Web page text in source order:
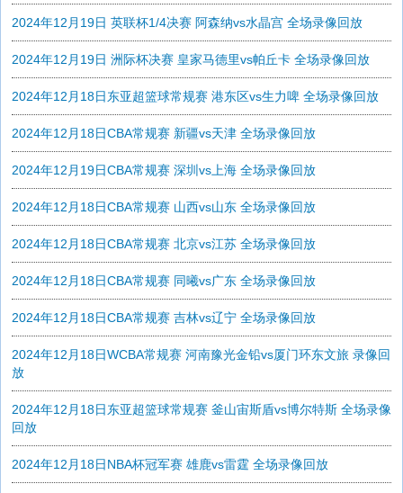
2024年12月19日 英联杯1/4决赛 阿森纳vs水晶宫 全场录像回放
2024年12月19日 洲际杯决赛 皇家马德里vs帕丘卡 全场录像回放
2024年12月18日东亚超篮球常规赛 港东区vs生力啤 全场录像回放
2024年12月18日CBA常规赛 新疆vs天津 全场录像回放
2024年12月19日CBA常规赛 深圳vs上海 全场录像回放
2024年12月18日CBA常规赛 山西vs山东 全场录像回放
2024年12月18日CBA常规赛 北京vs江苏 全场录像回放
2024年12月18日CBA常规赛 同曦vs广东 全场录像回放
2024年12月18日CBA常规赛 吉林vs辽宁 全场录像回放
2024年12月18日WCBA常规赛 河南豫光金铅vs厦门环东文旅 录像回
放
2024年12月18日东亚超篮球常规赛 釜山宙斯盾vs博尔特斯 全场录像
回放
2024年12月18日NBA杯冠军赛 雄鹿vs雷霆 全场录像回放